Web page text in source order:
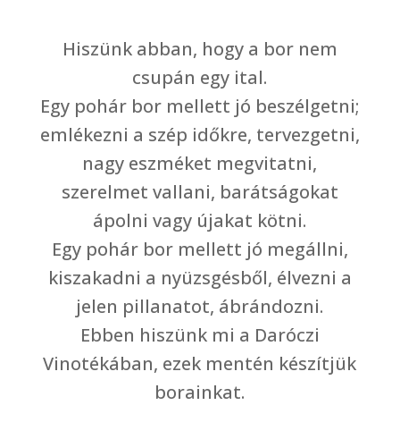
Hiszünk abban, hogy a bor nem
csupán egy ital.
Egy pohár bor mellett jó beszélgetni;
emlékezni a szép időkre, tervezgetni,
nagy eszméket megvitatni,
szerelmet vallani, barátságokat
ápolni vagy újakat kötni.
Egy pohár bor mellett jó megállni,
kiszakadni a nyüzsgésből, élvezni a
jelen pillanatot, ábrándozni.
Ebben hiszünk mi a Daróczi
Vinotékában, ezek mentén készítjük
borainkat.